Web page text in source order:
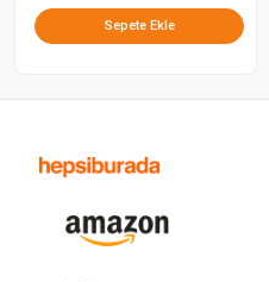
Sepete Ekle